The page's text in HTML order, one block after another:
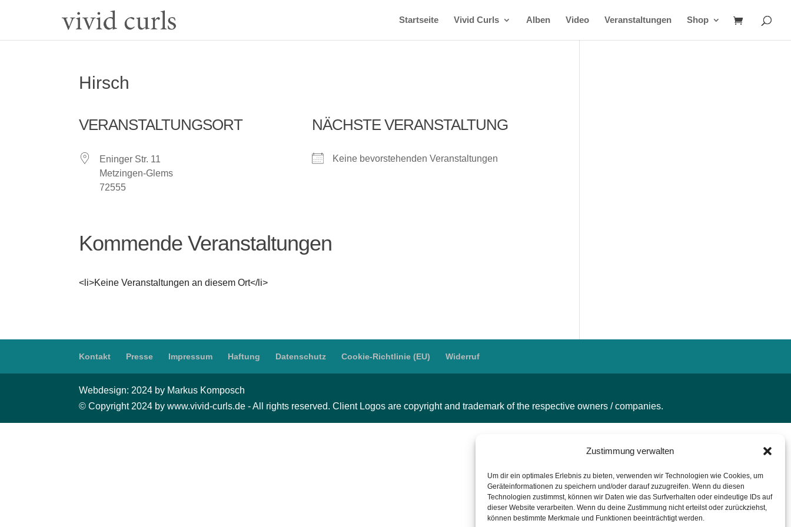
Zustimmung verwalten
Um dir ein optimales Erlebnis zu bieten, verwenden wir Technologien wie Cookies, um
Geräteinformationen zu speichern und/oder darauf zuzugreifen. Wenn du diesen
Technologien zustimmst, können wir Daten wie das Surfverhalten oder eindeutige IDs auf
dieser Website verarbeiten. Wenn du deine Zustimmung nicht erteilst oder zurückziehst,
können bestimmte Merkmale und Funktionen beeinträchtigt werden.
Startseite Vivid Curls Alben Video Veranstaltungen Shop
Hirsch
VERANSTALTUNGSORT
Eninger Str. 11
Metzingen-Glems
72555
NÄCHSTE VERANSTALTUNG
Keine bevorstehenden Veranstaltungen
Kommende Veranstaltungen
<li>Keine Veranstaltungen an diesem Ort</li>
Kontakt Presse Impressum Haftung Datenschutz Cookie-Richtlinie (EU) Widerruf
Webdesign: 2024 by Markus Komposch
© Copyright 2024 by www.vivid-curls.de - All rights reserved. Client Logos are copyright and trademark of the respective owners / companies.